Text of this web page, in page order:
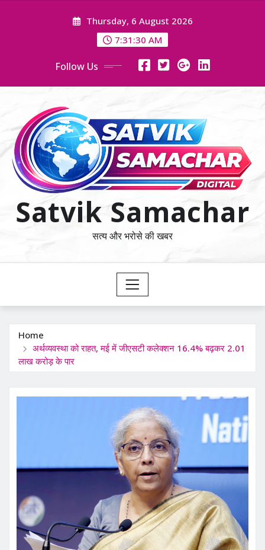
Thursday, 6 August 2026
7:31:31 AM
Follow Us
Satvik Samachar
सत्य और भरोसे की खबर
Home
अर्थव्यवस्था को राहत, मई में जीएसटी कलेक्शन 16.4% बढ़कर 2.01
लाख करोड़ के पार